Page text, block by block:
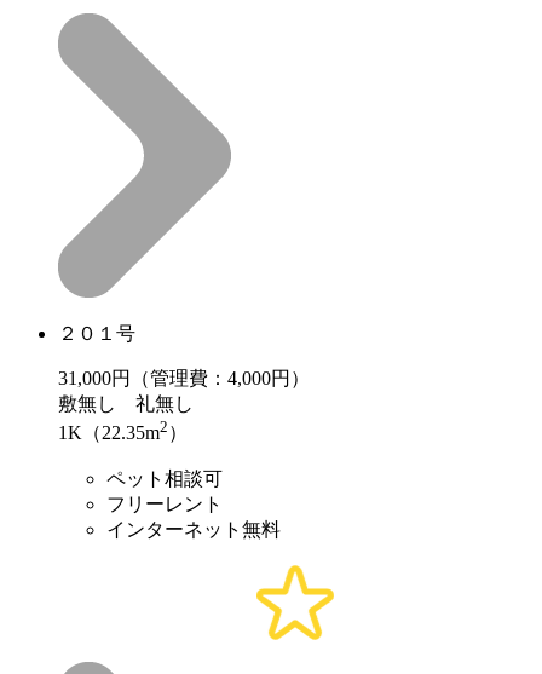
２０１号
31,000円（管理費：4,000円）
敷無し 礼無し
1K（22.35m2 ）
ペット相談可
フリーレント
インターネット無料